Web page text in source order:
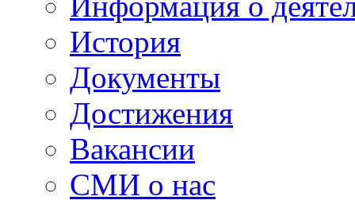
История
Документы
Достижения
Вакансии
СМИ о нас